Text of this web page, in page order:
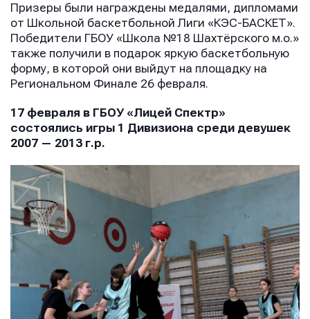
Призеры были награждены медалями, дипломами
от Школьной баскетбольной Лиги «КЭС-БАСКЕТ».
Победители ГБОУ «Школа №18 Шахтёрского м.о.»
также получили в подарок яркую баскетбольную
форму, в которой они выйдут на площадку на
Региональном Финале 26 февраля.
17 февраля в ГБОУ «Лицей Спектр»
состоялись игры 1 Дивизиона среди девушек
2007 — 2013 г.р.